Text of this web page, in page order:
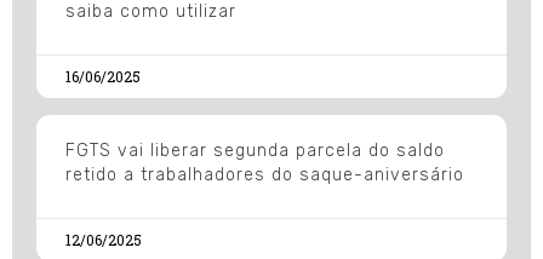
saiba como utilizar
16/06/2025
FGTS vai liberar segunda parcela do saldo
retido a trabalhadores do saque-aniversário
12/06/2025